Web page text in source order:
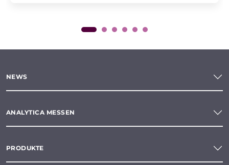
NEWS
ANALYTICA MESSEN
PRODUKTE